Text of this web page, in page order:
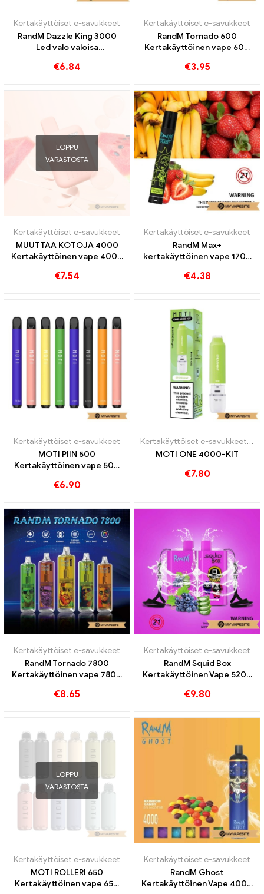
Kertakäyttöiset e-savukkeet
RandM Dazzle King 3000
Led valo valoisa
Puffs
€6.84
Kertakäyttöiset e-savukkeet
RandM Tornado 600
Kertakäyttöinen vape 600
€3.95
LOPPU
VARASTOSTA
Kertakäyttöiset e-savukkeet
MUUTTAA KOTOJA 4000
Kertakäyttöinen vape 4000
€7.54
Kertakäyttöiset e-savukkeet
RandM Max+
kertakäyttöinen vape 1700
€4.38
Kertakäyttöiset e-savukkeet
MOTI PIIN 500
Kertakäyttöinen vape 500
€6.90
Kertakäyttöiset e-savukkeet
,
MOTI ONE 4000-KIT
€7.80
Kertakäyttöiset e-savukkeet
RandM Tornado 7800
Kertakäyttöinen vape 7800
€8.65
Kertakäyttöiset e-savukkeet
RandM Squid Box
Kertakäyttöinen Vape 5200
€9.80
LOPPU
VARASTOSTA
Kertakäyttöiset e-savukkeet
MOTI ROLLERI 650
Kertakäyttöinen vape 650
Kertakäyttöiset e-savukkeet
RandM Ghost
Kertakäyttöinen Vape 4000